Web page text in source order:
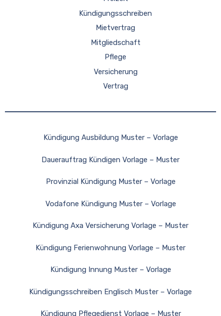
Kündigungsschreiben
Mietvertrag
Mitgliedschaft
Pflege
Versicherung
Vertrag
Kündigung Ausbildung Muster – Vorlage
Dauerauftrag Kündigen Vorlage – Muster
Provinzial Kündigung Muster – Vorlage
Vodafone Kündigung Muster – Vorlage
Kündigung Axa Versicherung Vorlage – Muster
Kündigung Ferienwohnung Vorlage – Muster
Kündigung Innung Muster – Vorlage
Kündigungsschreiben Englisch Muster – Vorlage
Kündigung Pflegedienst Vorlage – Muster